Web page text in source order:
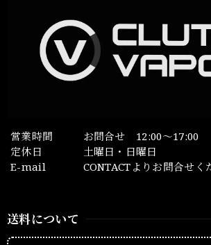
営業時間
お問合せ 12:00～17:00
定休日
土曜日・日曜日
E-mail
CONTACTよりお問合せく
送料について